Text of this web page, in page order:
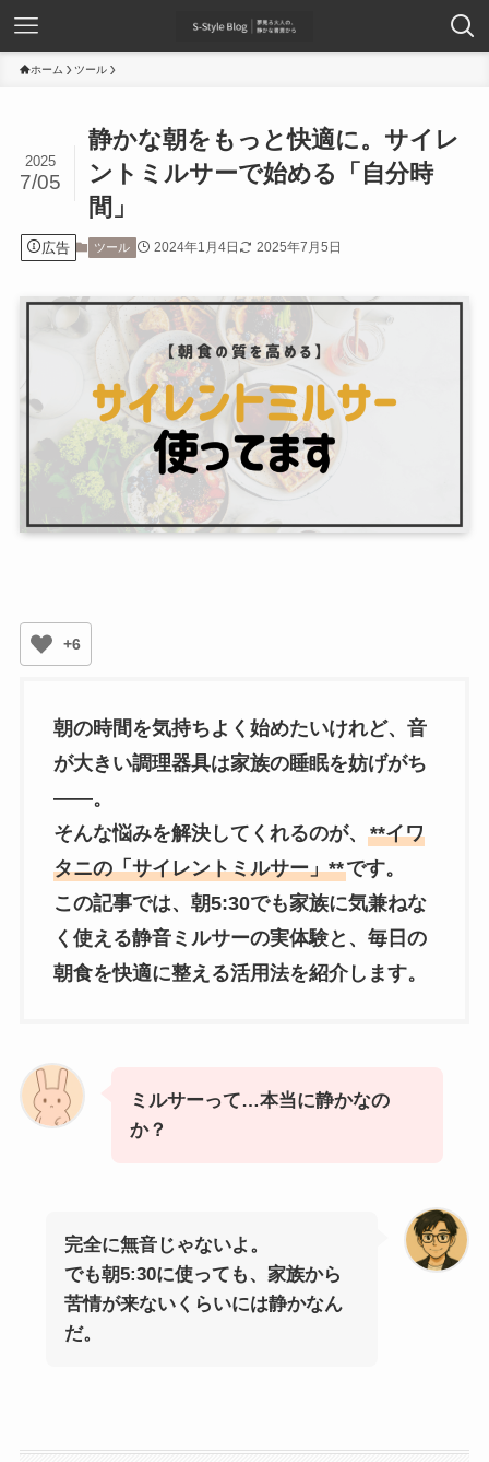
ホーム ツール
静かな朝をもっと快適に。サイレ
ントミルサーで始める「自分時
間」
2025
7/05
広告 ツール 2024年1月4日 2025年7月5日
+6
朝の時間を気持ちよく始めたいけれど、音
が大きい調理器具は家族の睡眠を妨げがち
——。
そんな悩みを解決してくれるのが、 **イワ
タニの「サイレントミルサー」**です。
この記事では、朝5:30でも家族に気兼ねな
く使える静音ミルサーの実体験と、毎日の
朝食を快適に整える活用法を紹介します。
ミルサーって…本当に静かなの
か？
完全に無音じゃないよ。
でも朝5:30に使っても、家族から
苦情が来ないくらいには静かなん
だ。